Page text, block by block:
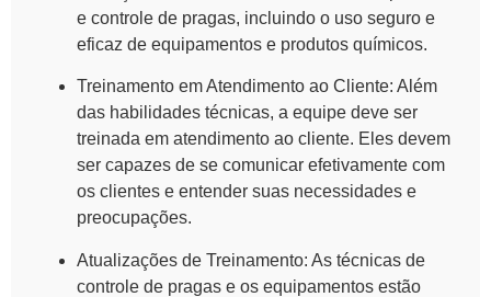
e controle de pragas, incluindo o uso seguro e
eficaz de equipamentos e produtos químicos.
Treinamento em Atendimento ao Cliente: Além
das habilidades técnicas, a equipe deve ser
treinada em atendimento ao cliente. Eles devem
ser capazes de se comunicar efetivamente com
os clientes e entender suas necessidades e
preocupações.
Atualizações de Treinamento: As técnicas de
controle de pragas e os equipamentos estão